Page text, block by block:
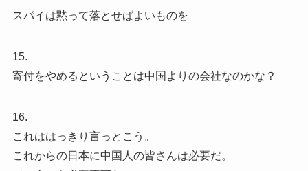
スパイは黙って落とせばよいものを
15.
寄付をやめるということは中国よりの会社なのかな？
16.
これははっきり言っとこう。
これからの日本に中国人の皆さんは必要だ。